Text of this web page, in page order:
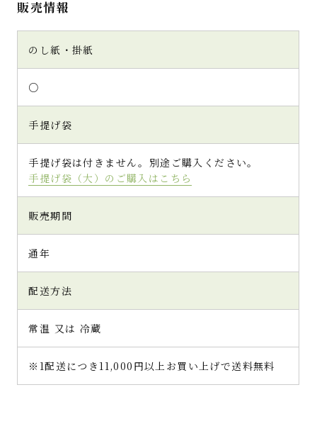
販売情報
のし紙・掛紙
○
手提げ袋
手提げ袋は付きません。別途ご購入ください。
手提げ袋（大）のご購入はこちら
販売期間
通年
配送方法
常温 又は 冷蔵
※1配送につき11,000円以上お買い上げで送料無料